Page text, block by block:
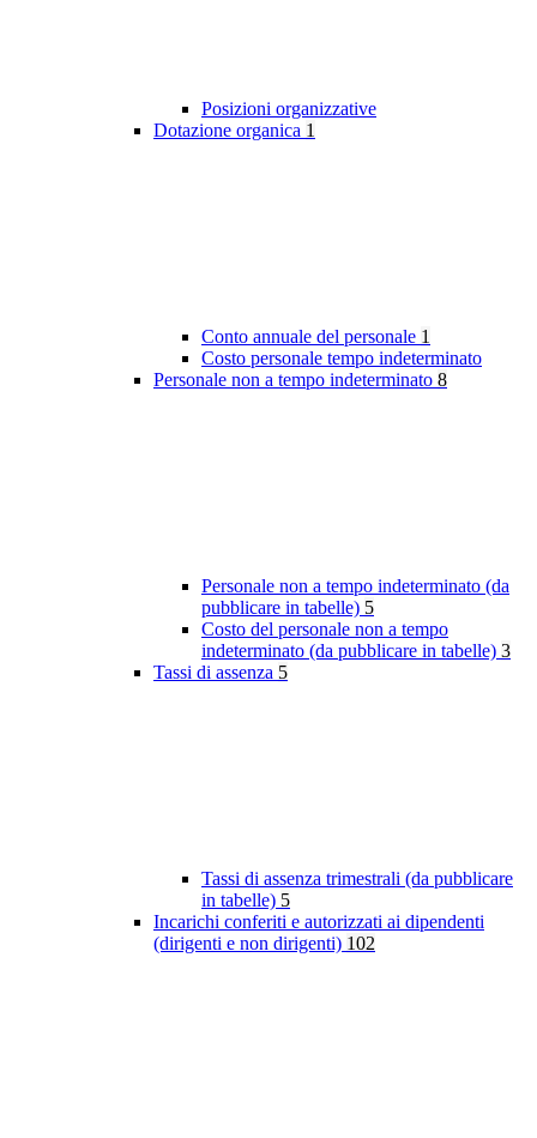
Posizioni organizzative
Dotazione organica 1
Conto annuale del personale 1
Costo personale tempo indeterminato
Personale non a tempo indeterminato 8
Personale non a tempo indeterminato (da
pubblicare in tabelle) 5
Costo del personale non a tempo
indeterminato (da pubblicare in tabelle) 3
Tassi di assenza 5
Tassi di assenza trimestrali (da pubblicare
in tabelle) 5
Incarichi conferiti e autorizzati ai dipendenti
(dirigenti e non dirigenti) 102